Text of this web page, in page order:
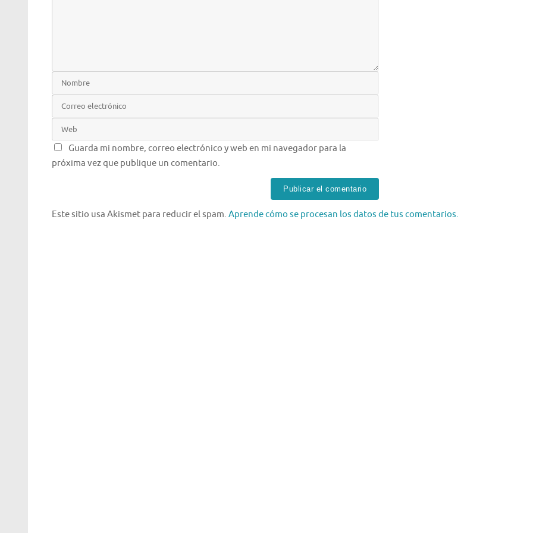
Guarda mi nombre, correo electrónico y web en mi navegador para la
próxima vez que publique un comentario.
Este sitio usa Akismet para reducir el spam. Aprende cómo se procesan los datos de tus comentarios.